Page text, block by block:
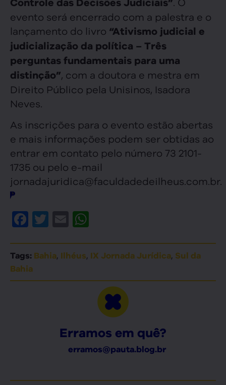
Controle das Decisões Judiciais”
evento será encerrado com a palestra e o
lançamento do livro “Ativismo judicial e
judicialização da política – Três
perguntas fundamentais para uma
distinção”, com a doutora e mestra em
Direito Público pela Unisinos, Isadora
Neves.
As inscrições para o evento estão abertas
e mais informações podem ser obtidas ao
entrar em contato pelo número 73 2101-
1735 ou pelo e-mail
jornadajuridica@faculdadedeilheus.com.br.
Facebook
Twitter
Email
Tags: Bahia, Ilhéus, IX Jornada Jurídica, Sul da
Bahia
Erramos em quê?
erramos@pauta.blog.br